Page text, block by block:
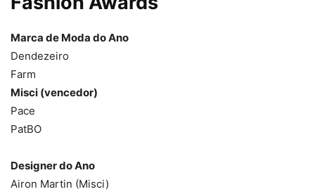
Marca de Moda do Ano
Dendezeiro
Farm
Misci (vencedor)
Pace
PatBO
Designer do Ano
Airon Martin (Misci)